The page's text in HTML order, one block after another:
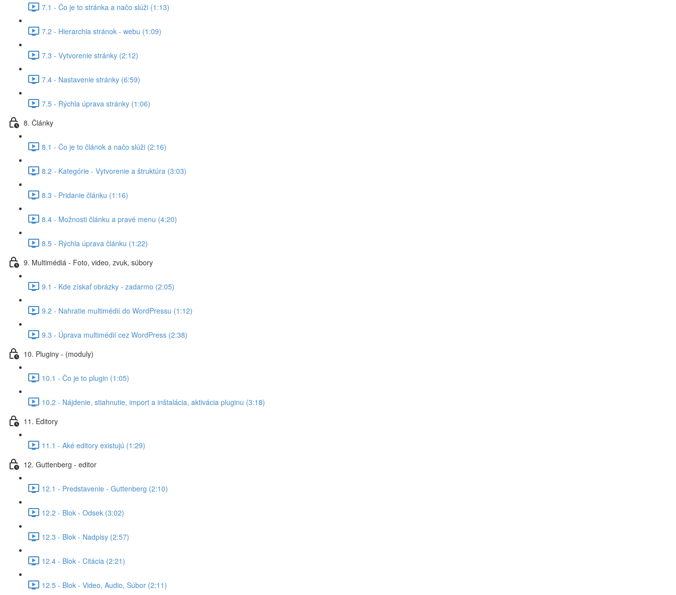
7.1 - Čo je to stránka a načo slúži (1:13)
7.2 - Hierarchia stránok - webu (1:09)
7.3 - Vytvorenie stránky (2:12)
7.4 - Nastavenie stránky (6:59)
7.5 - Rýchla úprava stránky (1:06)
8. Články
8.1 - Čo je to článok a načo slúži (2:16)
8.2 - Kategórie - Vytvorenie a štruktúra (3:03)
8.3 - Pridanie článku (1:16)
8.4 - Možnosti článku a pravé menu (4:20)
8.5 - Rýchla úprava článku (1:22)
9. Multimédiá - Foto, video, zvuk, súbory
9.1 - Kde získať obrázky - zadarmo (2:05)
9.2 - Nahratie multimédií do WordPressu (1:12)
9.3 - Úprava multimédií cez WordPress (2:38)
10. Pluginy - (moduly)
10.1 - Čo je to plugin (1:05)
10.2 - Nájdenie, stiahnutie, import a inštalácia, aktivácia pluginu (3:18)
11. Editory
11.1 - Aké editory existujú (1:29)
12. Guttenberg - editor
12.1 - Predstavenie - Guttenberg (2:10)
12.2 - Blok - Odsek (3:02)
12.3 - Blok - Nadpisy (2:57)
12.4 - Blok - Citácia (2:21)
12.5 - Blok - Video, Audio, Súbor (2:11)